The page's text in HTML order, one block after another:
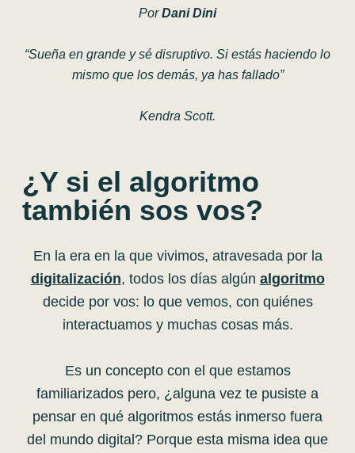
PorDani Dini
“Sueña en grande y sé disruptivo. Si estás haciendo lo
mismo que los demás, ya has fallado”
Kendra Scott.
¿Y si el algoritmo
también sos vos?
En la era en la que vivimos, atravesada por la
digitalización, todos los días algún algoritmo
decide por vos: lo que vemos, con quiénes
interactuamos y muchas cosas más.
Es un concepto con el que estamos
familiarizados pero, ¿alguna vez te pusiste a
pensar en qué algoritmos estás inmerso fuera
del mundo digital? Porque esta misma idea que